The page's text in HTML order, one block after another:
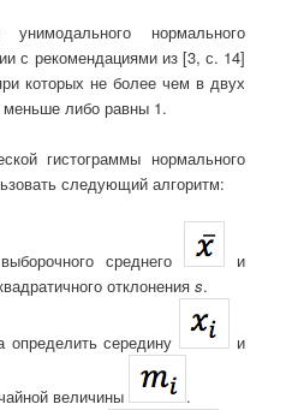
нормального
с рекомендациями из [3, с. 14]
которых не более чем в двух
меньше либо равны 1.
гистограммы нормального
следующий алгоритм:
среднего
и
отклонения s.
определить середину и
величины .